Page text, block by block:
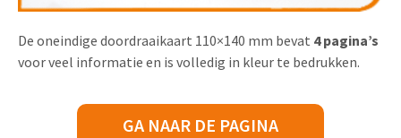
De oneindige doordraaikaart 110×140 mm bevat 4 pagina’s
voor veel informatie en is volledig in kleur te bedrukken.
GA NAAR DE PAGINA